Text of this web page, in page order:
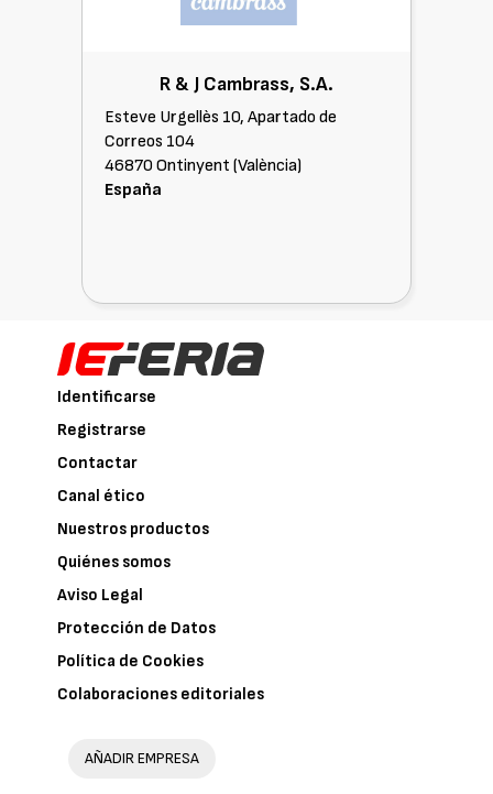
R & J Cambrass, S.A.
Esteve Urgellès 10, Apartado de
Correos 104
46870 Ontinyent (València)
España
Identificarse
Registrarse
Contactar
Canal ético
Nuestros productos
Quiénes somos
Aviso Legal
Protección de Datos
Política de Cookies
Colaboraciones editoriales
AÑADIR EMPRESA